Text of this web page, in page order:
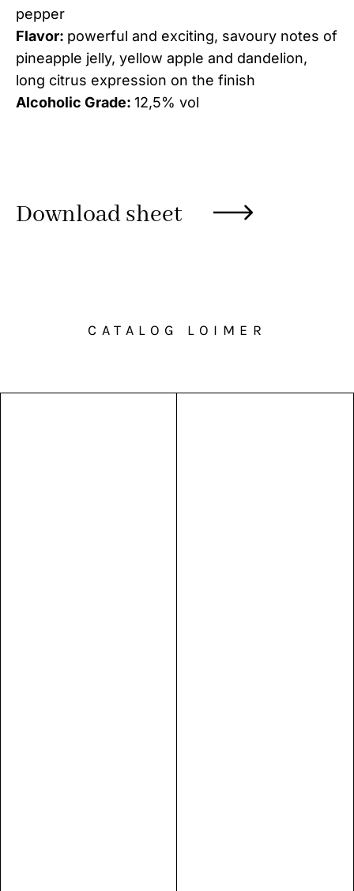
pepper
Flavor: powerful and exciting, savoury notes of
pineapple jelly, yellow apple and dandelion,
long citrus expression on the finish
Alcoholic Grade: 12,5% vol
Download sheet
CATALOG LOIMER